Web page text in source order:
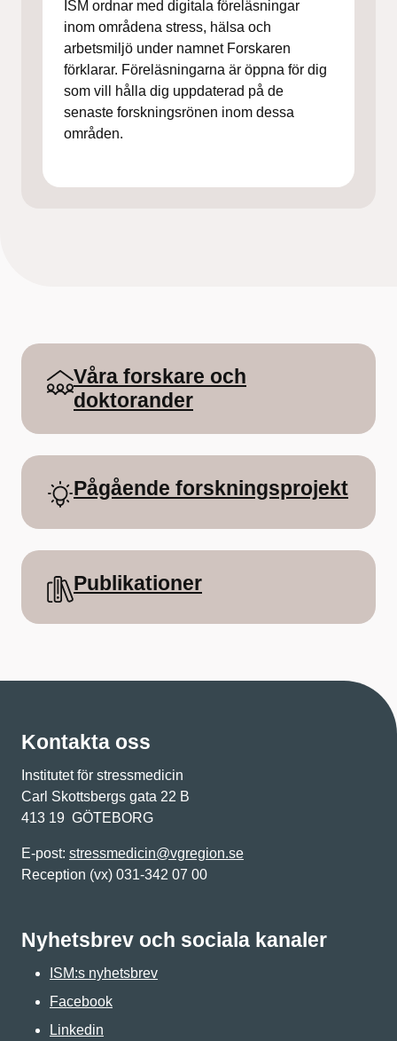
ISM ordnar med digitala föreläsningar
inom områdena stress, hälsa och
arbetsmiljö under namnet Forskaren
förklarar. Föreläsningarna är öppna för dig
som vill hålla dig uppdaterad på de
senaste forskningsrönen inom dessa
områden.
Våra forskare och
doktorander
Pågående forskningsprojekt
Publikationer
Kontakta oss
Institutet för stressmedicin
Carl Skottsbergs gata 22 B
413 19 GÖTEBORG
E-post: stressmedicin@vgregion.se
Reception (vx) 031-342 07 00
Nyhetsbrev och sociala kanaler
ISM:s nyhetsbrev
Facebook
Linkedin